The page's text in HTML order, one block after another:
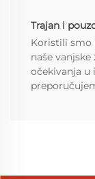
Trajan i
Koristili smo
naše
očekivanja u